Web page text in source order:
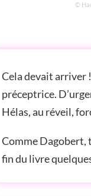
©
Cela devait arriver
préceptrice.
Hélas, au réveil,
Comme Dagobert,
fin du livre